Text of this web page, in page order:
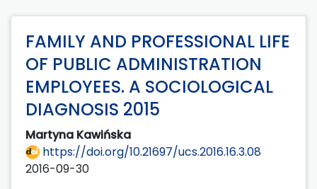
FAMILY AND PROFESSIONAL LIFE
OF PUBLIC ADMINISTRATION
EMPLOYEES. A SOCIOLOGICAL
DIAGNOSIS 2015
Martyna Kawińska
https://doi.org/10.21697/ucs.2016.16.3.08
2016-09-30